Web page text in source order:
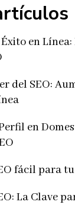
en
del SEO:
en
fácil para
La Clave